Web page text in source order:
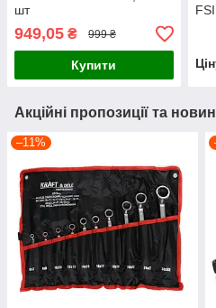
шт
949,05 ₴ 999 ₴
Купити
Акційні пропозиції та
–11%